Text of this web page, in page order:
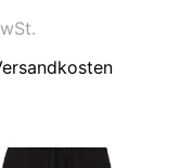
auf.
können